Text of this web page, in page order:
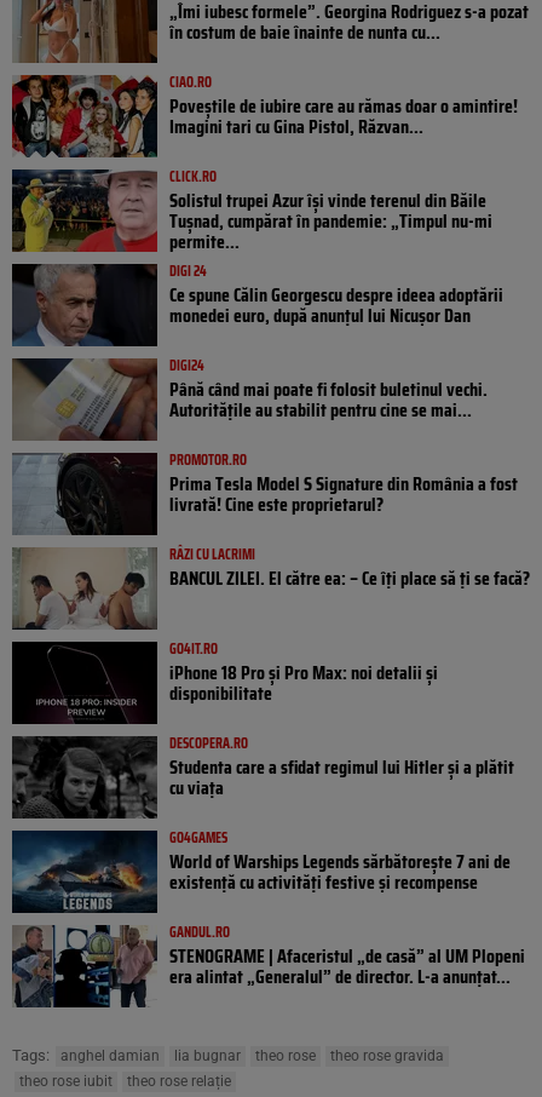
„Îmi iubesc formele”. Georgina Rodriguez s-a pozat
în costum de baie înainte de nunta cu...
CIAO.RO
Poveştile de iubire care au rămas doar o amintire!
Imagini tari cu Gina Pistol, Răzvan...
CLICK.RO
Solistul trupei Azur își vinde terenul din Băile
Tușnad, cumpărat în pandemie: „Timpul nu-mi
permite...
DIGI 24
Ce spune Călin Georgescu despre ideea adoptării
monedei euro, după anunțul lui Nicușor Dan
DIGI24
Până când mai poate fi folosit buletinul vechi.
Autoritățile au stabilit pentru cine se mai...
PROMOTOR.RO
Prima Tesla Model S Signature din România a fost
livrată! Cine este proprietarul?
RÂZI CU LACRIMI
BANCUL ZILEI. El către ea: – Ce îți place să ți se facă?
GO4IT.RO
iPhone 18 Pro și Pro Max: noi detalii și
disponibilitate
DESCOPERA.RO
Studenta care a sfidat regimul lui Hitler și a plătit
cu viața
GO4GAMES
World of Warships Legends sărbătorește 7 ani de
existență cu activități festive și recompense
GANDUL.RO
STENOGRAME | Afaceristul „de casă” al UM Plopeni
era alintat „Generalul” de director. L-a anunțat...
Tags: anghel damian lia bugnar theo rose
theo rose gravida
theo rose iubit
theo rose relație